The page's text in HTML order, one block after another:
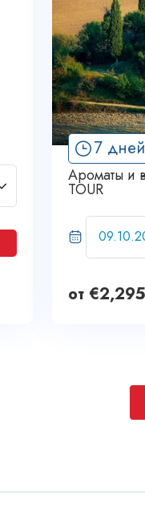
7 дней
Ароматы и
TOUR
от €2,295